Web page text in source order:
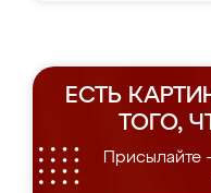
ЕСТЬ
ТОГО,